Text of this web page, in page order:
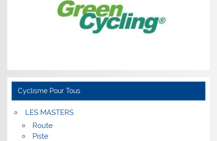
Cyclisme Pour Tous
LES MASTERS
Route
Piste